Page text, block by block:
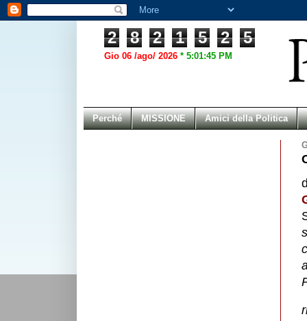
2 8 2 1 5 2 5
Gio 06 /ago/ 2026 * 5:01:45 PM
Perché MISSIONE Amici della Politica